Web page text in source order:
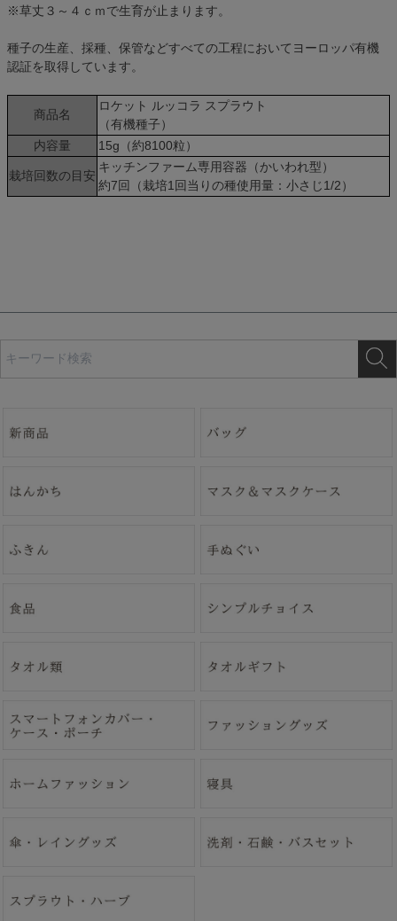
※草丈３～４ｃｍで生育が止まります。
種子の生産、採種、保管などすべての工程においてヨーロッパ有機
認証を取得しています。
商品名
ロケット ルッコラ スプラウト
（有機種子）
内容量
15g（約8100粒）
栽培回数の目安
キッチンファーム専用容器（かいわれ型）
約7回（栽培1回当りの種使用量：小さじ1/2）